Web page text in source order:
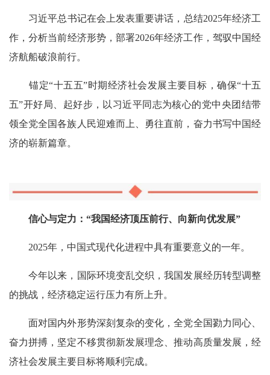
习近平总书记在会上发表重要讲话，总结2025年经济工
作，分析当前经济形势，部署2026年经济工作，驾驭中国经
济航船破浪前行。
锚定“十五五”时期经济社会发展主要目标，确保“十五
五”开好局、起好步，以习近平同志为核心的党中央团结带
领全党全国各族人民迎难而上、勇往直前，奋力书写中国经
济的崭新篇章。
信心与定力：“我国经济顶压前行、向新向优发展”
2025年，中国式现代化进程中具有重要意义的一年。
今年以来，国际环境变乱交织，我国发展经历转型调整
的挑战，经济稳定运行压力有所上升。
面对国内外形势深刻复杂的变化，全党全国勠力同心、
奋力拼搏，坚定不移贯彻新发展理念、推动高质量发展，经
济社会发展主要目标将顺利完成。